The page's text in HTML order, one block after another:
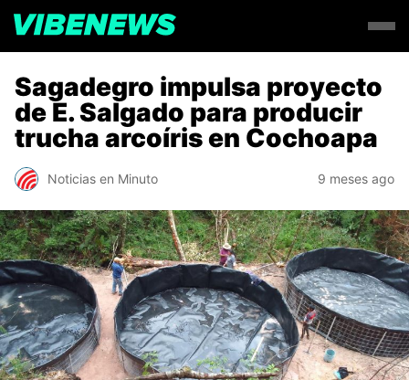
Sagadegro impulsa proyecto
de E. Salgado para producir
trucha arcoíris en Cochoapa
Noticias en Minuto 9 meses ago